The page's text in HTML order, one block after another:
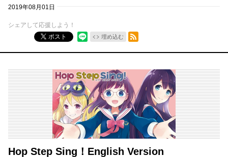
2019年08月01日
シェアして応援しよう！
ポスト
埋め込む
RSSフィード
Hop Step Sing！English Version